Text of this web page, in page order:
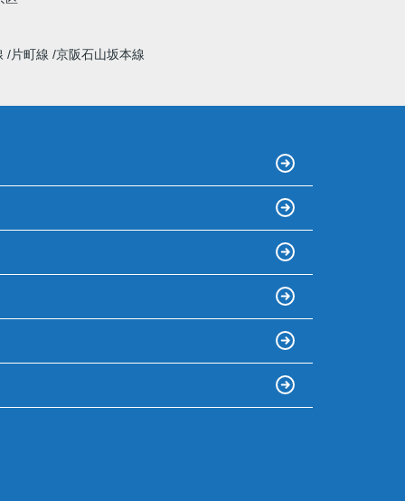
片町線 京阪石山坂本線